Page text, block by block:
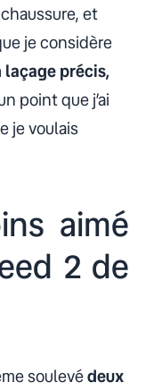
et
je considère
précis,
point que j’ai
je voulais
aimé
2 de
soulevédeux